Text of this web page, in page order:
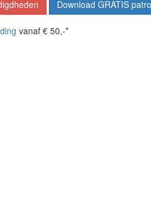
Download GRATIS
vanaf € 50,-*